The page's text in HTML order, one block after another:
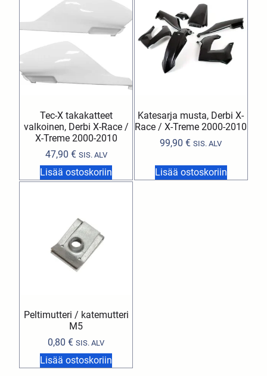
Tec-X takakatteet
valkoinen, Derbi X-Race /
X-Treme 2000-2010
47,90 € SIS. ALV
Lisää ostoskoriin
Katesarja musta, Derbi X-
Race / X-Treme 2000-2010
99,90€ SIS. ALV
Lisää ostoskoriin
Peltimutteri / katemutteri
M5
0,80€ SIS. ALV
Lisää ostoskoriin